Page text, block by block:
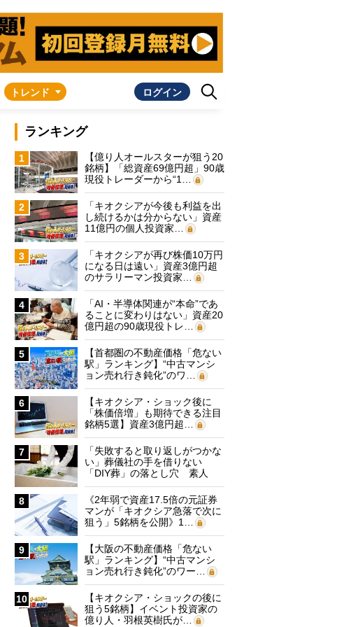
トレンド ログイン
ランキング
1
【億り人オールスターが狙う20
銘柄】「総資産69億円超」90歳
現役トレーダーから“1…
2
「キオクシアが今後も利益を出
し続けるかは分からない」資産
11億円の個人投資家…
3
「キオクシアが再び株価10万円
になる日は遠い」資産3億円超
のサラリーマン投資家…
4
「AI・半導体関連が“本命”であ
ることに変わりはない」資産20
億円超の90歳現役トレ…
5
【首都圏の不動産価格「危ない
駅」ランキング】“中古マンシ
ョン売れ行き鈍化”のワ…
6
【キオクシア・ショック後に
「株価倍増」も期待できる注目
銘柄5選】資産3億円超…
7
「失敗すると取り返しがつかな
い」葬儀社の手を借りない
「DIY葬」の落とし穴 素人
に…
8
《2年弱で資産17.5倍の元証券
マンが「キオクシア急落で次に
狙う」5銘柄を公開》1…
9
【大阪の不動産価格「危ない
駅」ランキング】“中古マンシ
ョン売れ行き鈍化”のワー…
10
【キオクシア・ショックの後に
狙う5銘柄】イベント投資家の
億り人・羽根英樹氏が…